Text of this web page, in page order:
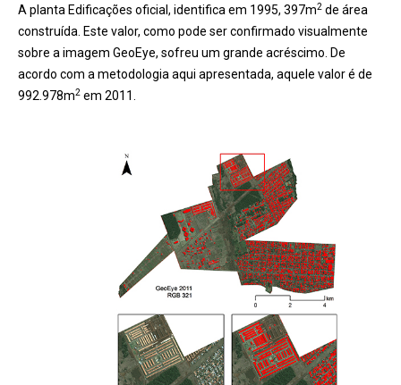
A planta Edificações oficial, identifica em 1995, 397m2 de área
construída. Este valor, como pode ser confirmado visualmente
sobre a imagem GeoEye, sofreu um grande acréscimo. De
acordo com a metodologia aqui apresentada, aquele valor é de
992.978m2 em 2011.